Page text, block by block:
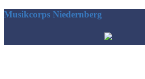
Musikcorps Niedernberg